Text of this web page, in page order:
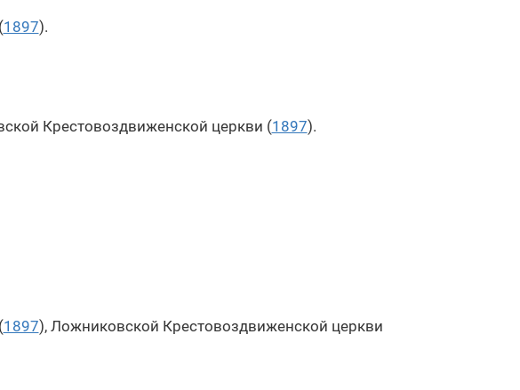
1897).
Крестовоздвиженской церкви (1897).
1897), Ложниковской Крестовоздвиженской церкви